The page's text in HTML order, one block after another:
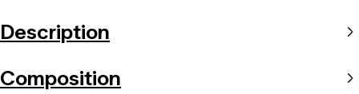
Description
Composition